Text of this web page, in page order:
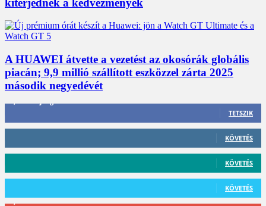
A HUAWEI átvette a vezetést az okosórák globális
piacán; 9,9 millió szállított eszközzel zárta 2025
második negyedévét
TETSZIK
412 Követő
KÖVETÉS
59 Követő
KÖVETÉS
101 Követő
KÖVETÉS
2,589 Feliratkozó